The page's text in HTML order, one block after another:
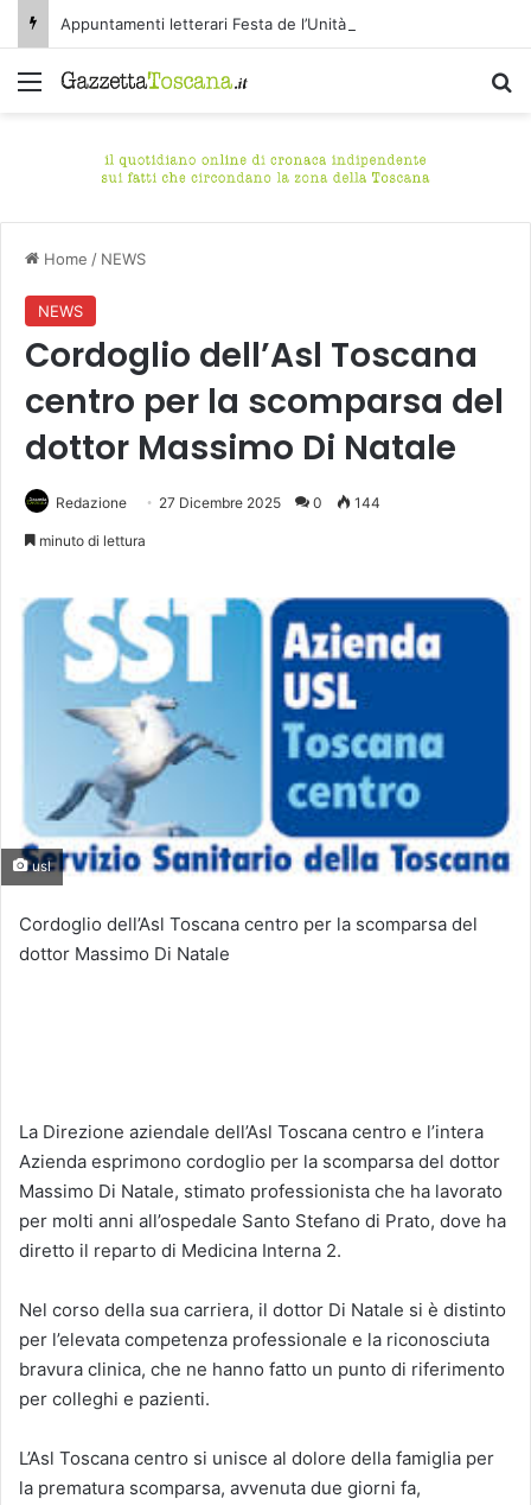
Appuntamenti letterari Festa de l’Unità Certaldo
Menu
Home / NEWS
NEWS
Cordoglio dell’Asl Toscana
centro per la scomparsa del
dottor Massimo Di Natale
Redazione 27 Dicembre 2025 0 144
minuto di lettura
usl
Cordoglio dell’Asl Toscana centro per la scomparsa del
dottor Massimo Di Natale
La Direzione aziendale dell’Asl Toscana centro e l’intera
Azienda esprimono cordoglio per la scomparsa del dottor
Massimo Di Natale, stimato professionista che ha lavorato
per molti anni all’ospedale Santo Stefano di Prato, dove ha
diretto il reparto di Medicina Interna 2.
Nel corso della sua carriera, il dottor Di Natale si è distinto
per l’elevata competenza professionale e la riconosciuta
bravura clinica, che ne hanno fatto un punto di riferimento
per colleghi e pazienti.
L’Asl Toscana centro si unisce al dolore della famiglia per
la prematura scomparsa, avvenuta due giorni fa,